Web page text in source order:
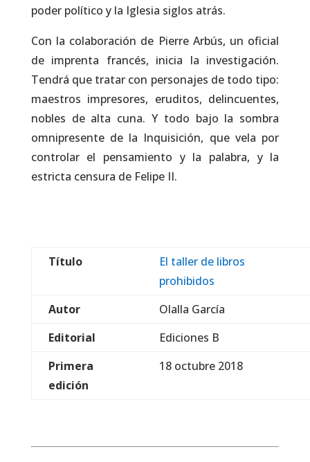
poder político y la Iglesia siglos atrás.
Con la colaboración de Pierre Arbús, un oficial
de imprenta francés, inicia la investigación.
Tendrá que tratar con personajes de todo tipo:
maestros impresores, eruditos, delincuentes,
nobles de alta cuna. Y todo bajo la sombra
omnipresente de la Inquisición, que vela por
controlar el pensamiento y la palabra, y la
estricta censura de Felipe II.
Título
El taller de libros
prohibidos
Autor
Olalla García
Editorial
Ediciones B
Primera
edición
18 octubre 2018